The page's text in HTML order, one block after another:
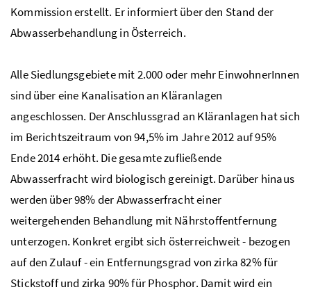
Kommission erstellt. Er informiert über den Stand der
Abwasserbehandlung in Österreich.
Alle Siedlungsgebiete mit 2.000 oder mehr EinwohnerInnen
sind über eine Kanalisation an Kläranlagen
angeschlossen. Der Anschlussgrad an Kläranlagen hat sich
im Berichtszeitraum von 94,5%im Jahre 2012 auf 95%
Ende 2014 erhöht. Die gesamte zufließende
Abwasserfracht wird biologisch gereinigt. Darüber hinaus
werden über 98%der Abwasserfracht einer
weitergehenden Behandlung mit Nährstoffentfernung
unterzogen. Konkret ergibt sich österreichweit - bezogen
auf den Zulauf - ein Entfernungsgrad von zirka 82%für
Stickstoff und zirka 90%für Phosphor. Damit wird ein